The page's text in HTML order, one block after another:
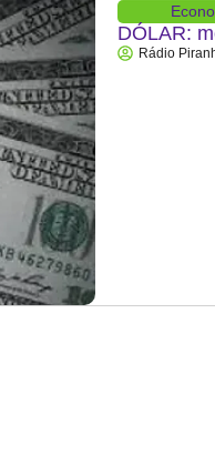
DÓLAR:
Rádio